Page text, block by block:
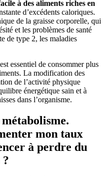
à des aliments riches en
d’excédents caloriques.
de la graisse corporelle, qui
et les problèmes de santé
de type 2, les maladies
essentiel de consommer plus
La modification des
de l’activité physique
énergétique sain et à
dans l’organisme.
mon taux
à perdre du